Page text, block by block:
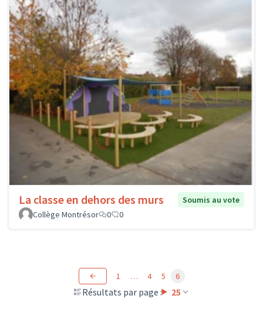
La classe en dehors des murs
Soumis au vote
Collège Montrésor
0 0
Résultats par page : 25
1 … 4 5 6